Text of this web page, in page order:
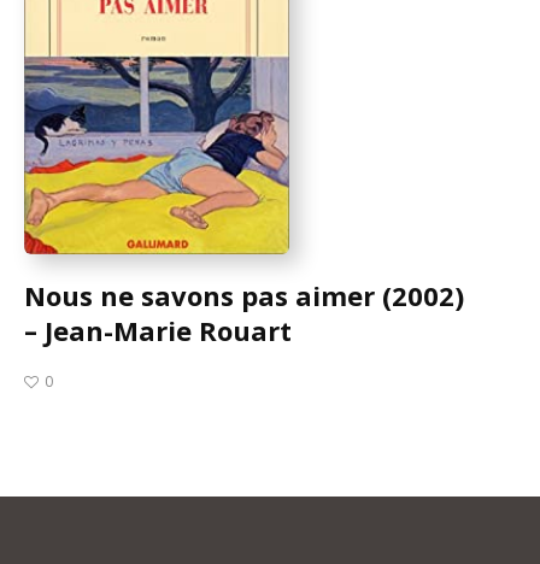
Nous ne savons pas aimer (2002)
– Jean-Marie Rouart
0